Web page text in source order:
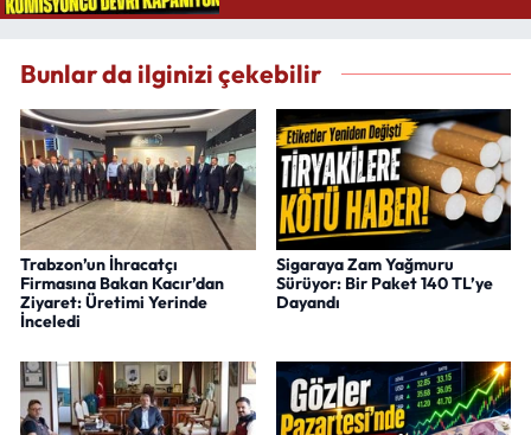
Bunlar da ilginizi çekebilir
Trabzon’un İhracatçı
Firmasına Bakan Kacır’dan
Ziyaret: Üretimi Yerinde
İnceledi
Sigaraya Zam Yağmuru
Sürüyor: Bir Paket 140 TL’ye
Dayandı